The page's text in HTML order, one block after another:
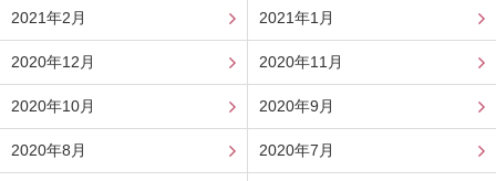
2021年2月 2021年1月
2020年12月 2020年11月
2020年10月 2020年9月
2020年8月 2020年7月